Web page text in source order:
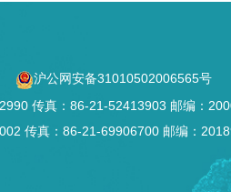
沪公网安备31010502006565号
传真：86-21-52413903 邮编：
传真：86-21-69906700 邮编：